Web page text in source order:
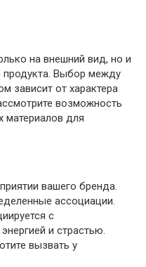
на внешний вид, но и
продукта. Выбор между
зависит от характера
возможность
материалов для
вашего бренда.
ассоциации.
с
и страстью.
вызвать у